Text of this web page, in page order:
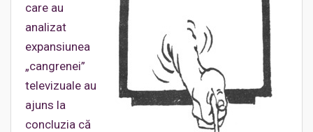
care au
analizat
expansiunea
„cangrenei”
televizuale au
ajuns la
concluzia că